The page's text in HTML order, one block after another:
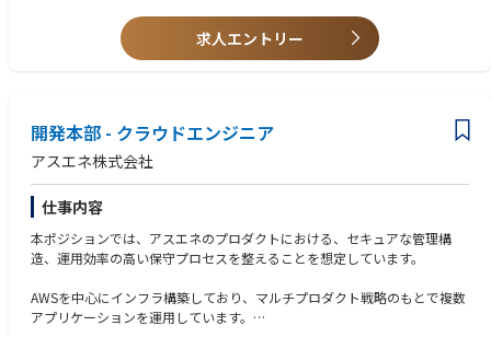
・EDRおよびCASBのポリシー設計、運用、監視、チューニング
- ポリシー設計、アラート対応、例外管理、継続的な運用改善
- ISMS・SOC2等のセキュリティ基準を踏まえた運用設計・改善への関与
・新たなセキュリティ技術・ソリューションの調査および導入検討
- セキュリティアーキテクチャの継続的な強化
【求める人物像】
・アスエネのMVVに共感できる方
・ゼロトラストの思想を理解し、運用・改善を回せる方
・技術と運用の両面から、実効性のあるセキュリティ施策を考えられる方
・新しい技術や脅威動向に対して継続的に学び続けられる方
求人エントリー
開発本部 - クラウドエンジニア
アスエネ株式会社
仕事内容
本ポジションでは、アスエネのプロダクトにおける、セキュアな管理構
造、運用効率の高い保守プロセスを整えることを想定しています。
AWSを中心にインフラ構築しており、マルチプロダクト戦略のもとで複数
アプリケーションを運用しています。